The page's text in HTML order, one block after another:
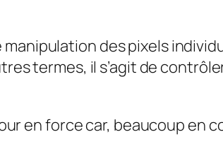
des pixels
termes, il s’agit de
en force car, beaucoup en